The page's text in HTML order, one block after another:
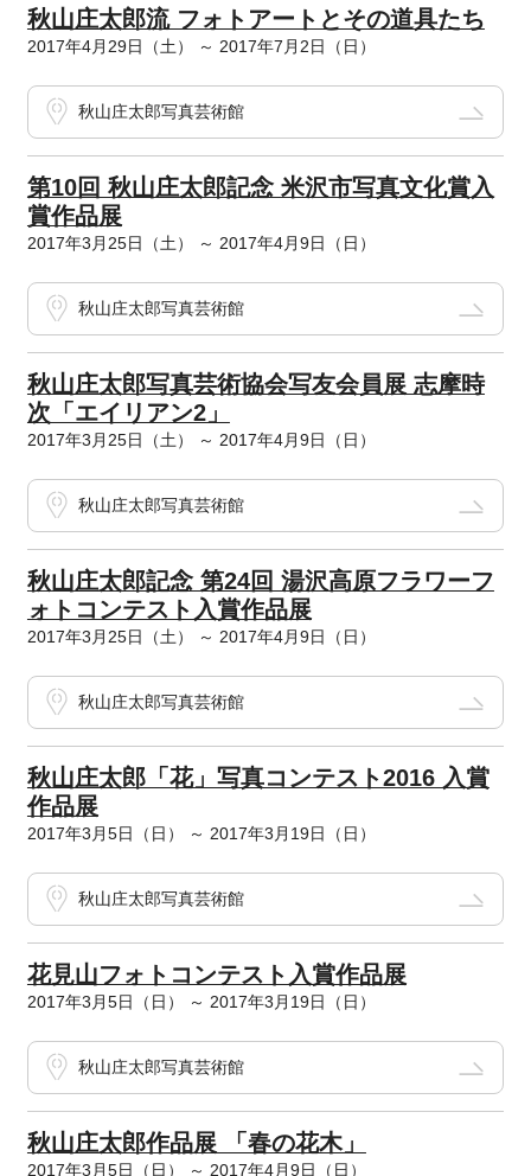
秋山庄太郎流 フォトアートとその道具たち
2017年4月29日（土） ～ 2017年7月2日（日）
秋山庄太郎写真芸術館
第10回 秋山庄太郎記念 米沢市写真文化賞入
賞作品展
2017年3月25日（土） ～ 2017年4月9日（日）
秋山庄太郎写真芸術館
秋山庄太郎写真芸術協会写友会員展 志摩時
次「エイリアン2」
2017年3月25日（土） ～ 2017年4月9日（日）
秋山庄太郎写真芸術館
秋山庄太郎記念 第24回 湯沢高原フラワーフ
ォトコンテスト入賞作品展
2017年3月25日（土） ～ 2017年4月9日（日）
秋山庄太郎写真芸術館
秋山庄太郎「花」写真コンテスト2016 入賞
作品展
2017年3月5日（日） ～ 2017年3月19日（日）
秋山庄太郎写真芸術館
花見山フォトコンテスト入賞作品展
2017年3月5日（日） ～ 2017年3月19日（日）
秋山庄太郎写真芸術館
秋山庄太郎作品展 「春の花木」
2017年3月5日（日） ～ 2017年4月9日（日）